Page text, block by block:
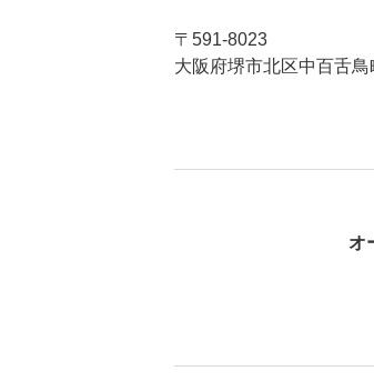
〒591-8023
大阪府堺市北区中百舌
オ